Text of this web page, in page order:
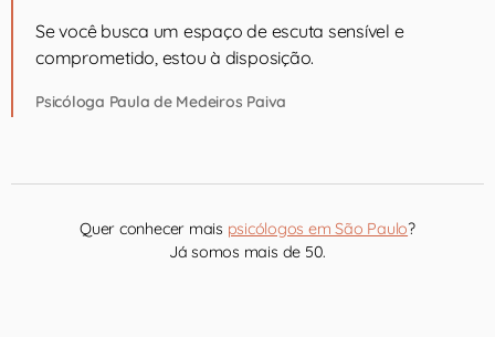
Se você busca um espaço de escuta sensível e
comprometido, estou à disposição.
Psicóloga Paula de Medeiros Paiva
Quer conhecer mais psicólogos em São Paulo?
Já somos mais de 50.